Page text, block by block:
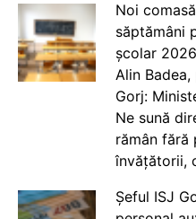
Noi
săptămâni
școlar
Alin
Gorj:
Ne sună
rămân fără
învățătorii,
Șeful ISJ